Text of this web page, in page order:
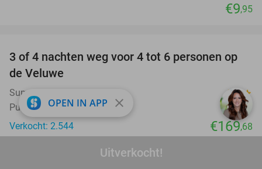
Uitverkocht!
€9,95
3 of 4 nachten weg voor 4 tot 6 personen op
de Veluwe
Summio Parc Heihaas 9.4star
Putten
Verkocht: 2.544
€169,68
OPEN IN APP close